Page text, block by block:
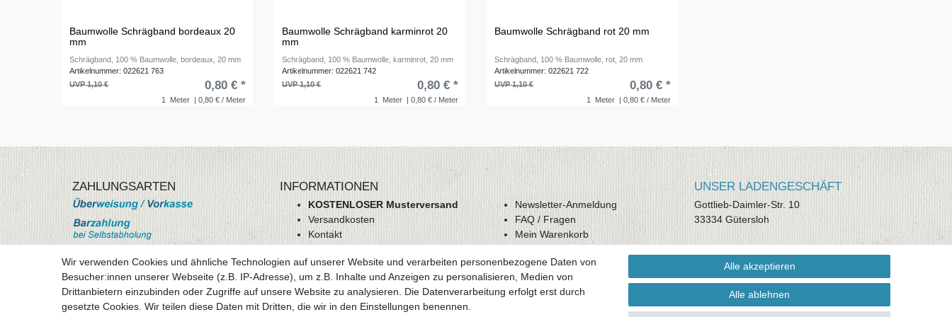
Baumwolle Schrägband bordeaux 20
mm
Schrägband, 100 % Baumwolle, bordeaux, 20 mm
Artikelnummer: 022621 763
1 Meter | 0,80 € / Meter
UVP 1,10 € 0,80 € *
Baumwolle Schrägband karminrot 20
mm
Schrägband, 100 % Baumwolle, karminrot, 20 mm
Artikelnummer: 022621 742
1 Meter | 0,80 € / Meter
UVP 1,10 € 0,80 € *
Baumwolle Schrägband rot 20 mm
Schrägband, 100 % Baumwolle, rot, 20 mm
Artikelnummer: 022621 722
1 Meter | 0,80 € / Meter
UVP 1,10 € 0,80 € *
ZAHLUNGSARTEN
mehr Informationen
INFORMATIONEN
KOSTENLOSER Musterversand
Versandkosten
Kontakt
AGB
Datenschutz
Impressum
Newsletter-Anmeldung
FAQ / Fragen
Mein Warenkorb
Mein Konto
UNSER LADENGESCHÄFT
Gottlieb-Daimler-Str. 10
33334 Gütersloh
ÖFFNUNGSZEITEN
Montag - Dienstag: 8.00 - 18.00 Uhr,
Mittwoch Ruhetag, Donnerstag: 8.00 -
18.00 Uhr, Freitag 8.00 - 14.00 Uhr
Wir verwenden Cookies und ähnliche Technologien auf unserer Website und verarbeiten personenbezogene Daten von
Besucher:innen unserer Webseite (z.B. IP-Adresse), um z.B. Inhalte und Anzeigen zu personalisieren, Medien von
Drittanbietern einzubinden oder Zugriffe auf unsere Website zu analysieren. Die Datenverarbeitung erfolgt erst durch
gesetzte Cookies. Wir teilen diese Daten mit Dritten, die wir in den Einstellungen benennen.
Alle akzeptieren
Alle ablehnen